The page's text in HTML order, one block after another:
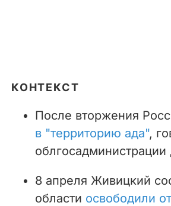
КОНТЕКСТ
После вторжения
в "территорию ада",
8 апреля Живицкий
области освободили